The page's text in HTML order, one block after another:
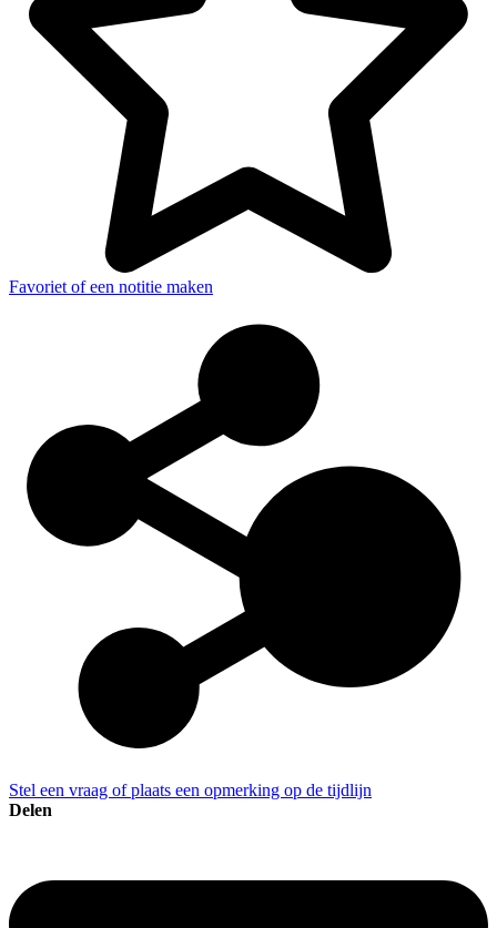
Favoriet of een notitie maken
Stel een vraag of plaats een opmerking op de tijdlijn
Delen